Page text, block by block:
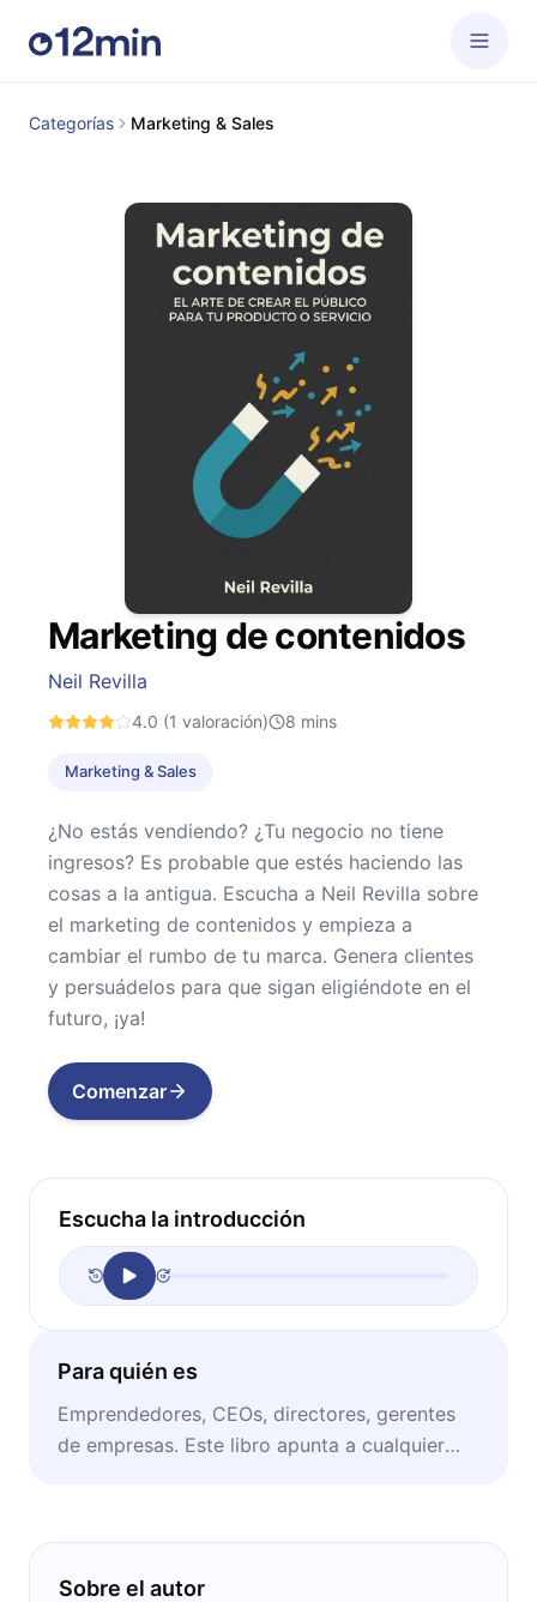
Categorías Marketing & Sales
Marketing de contenidos
Neil Revilla
4.0 (1 valoración) 8 mins
Marketing & Sales
¿No estás vendiendo? ¿Tu negocio no tiene
ingresos? Es probable que estés haciendo las
cosas a la antigua. Escucha a Neil Revilla sobre
el marketing de contenidos y empieza a
cambiar el rumbo de tu marca. Genera clientes
y persuádelos para que sigan eligiéndote en el
futuro, ¡ya!
Comenzar
Escucha la introducción
Para quién es
Emprendedores, CEOs, directores, gerentes
de empresas. Este libro apunta a cualquier
Sobre el autor